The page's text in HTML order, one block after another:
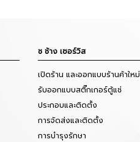
ช ช้าง เซอร์วิส
เปิดร้าน และออกแบบร้านค้าใหม่
รับออกแบบสติ๊กเกอร์ตู้แช่
ประกอบและติดตั้ง
การจัดส่งและติดตั้ง
การบำรุงรักษา